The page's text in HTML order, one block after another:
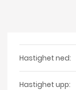
Hastighet ned:
Hastighet upp: